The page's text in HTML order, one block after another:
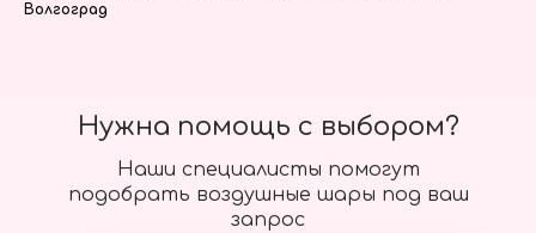
Волгоград
Наши специалисты помогут
подобрать воздушные шары под ваш
запрос
Нужна помощь с выбором?